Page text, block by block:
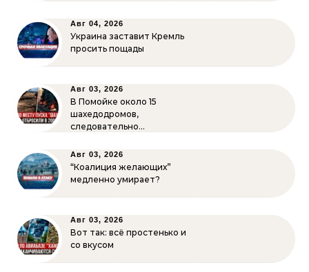
Авг 04, 2026
Украина заставит Кремль
просить пощады
Авг 03, 2026
В Помойке около 15
шахедодромов,
следовательно…
Авг 03, 2026
“Коалиция желающих”
медленно умирает?
Авг 03, 2026
Вот так: всё простенько и
со вкусом